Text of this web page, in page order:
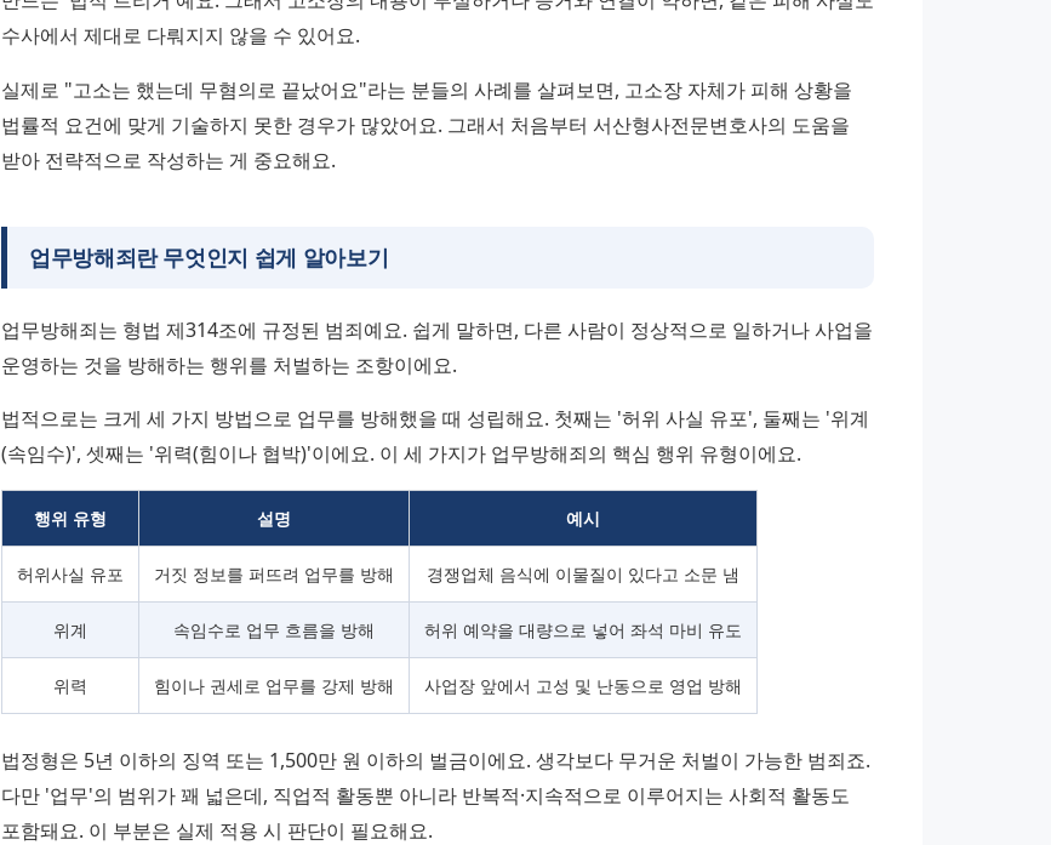
수사에서 제대로 다뤄지지 않을 수 있어요.
실제로 "고소는 했는데 무혐의로 끝났어요"라는 분들의 사례를 살펴보면, 고소장 자체가 피해 상황을
법률적 요건에 맞게 기술하지 못한 경우가 많았어요. 그래서 처음부터 서산형사전문변호사의 도움을
받아 전략적으로 작성하는 게 중요해요.
업무방해죄란 무엇인지 쉽게 알아보기
업무방해죄는 형법 제314조에 규정된 범죄예요. 쉽게 말하면, 다른 사람이 정상적으로 일하거나 사업을
운영하는 것을 방해하는 행위를 처벌하는 조항이에요.
법적으로는 크게 세 가지 방법으로 업무를 방해했을 때 성립해요. 첫째는 '허위 사실 유포', 둘째는 '위계
(속임수)', 셋째는 '위력(힘이나 협박)'이에요. 이 세 가지가 업무방해죄의 핵심 행위 유형이에요.
행위 유형 설명 예시
허위사실 유포 거짓 정보를 퍼뜨려 업무를 방해 경쟁업체 음식에 이물질이 있다고 소문 냄
위계 속임수로 업무 흐름을 방해 허위 예약을 대량으로 넣어 좌석 마비 유도
위력 힘이나 권세로 업무를 강제 방해 사업장 앞에서 고성 및 난동으로 영업 방해
법정형은 5년 이하의 징역 또는 1,500만 원 이하의 벌금이에요. 생각보다 무거운 처벌이 가능한 범죄죠.
다만 '업무'의 범위가 꽤 넓은데, 직업적 활동뿐 아니라 반복적·지속적으로 이루어지는 사회적 활동도
포함돼요. 이 부분은 실제 적용 시 판단이 필요해요.